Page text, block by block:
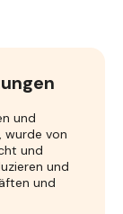
und
wurde von
und
und
und